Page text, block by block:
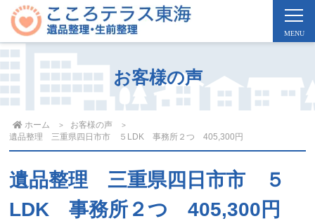
お客様の声
ホーム
お客様の声
遺品整理 三重県四日市市 ５LDK 事務所２つ 405,300円
遺品整理 三重県四日市市 ５
LDK 事務所２つ 405,300円